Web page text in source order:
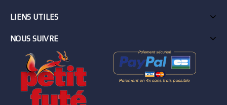
LIENS UTILES
NOUS SUIVRE